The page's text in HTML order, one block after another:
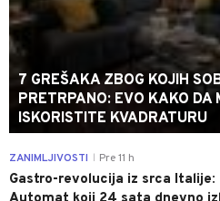
7 GREŠAKA ZBOG KOJIH
PRETRPANO: EVO KAKO DA
ISKORISTITE KVADRATURU
ZANIMLJIVOSTI Pre 11 h
Gastro-revolucija iz srca Italije: